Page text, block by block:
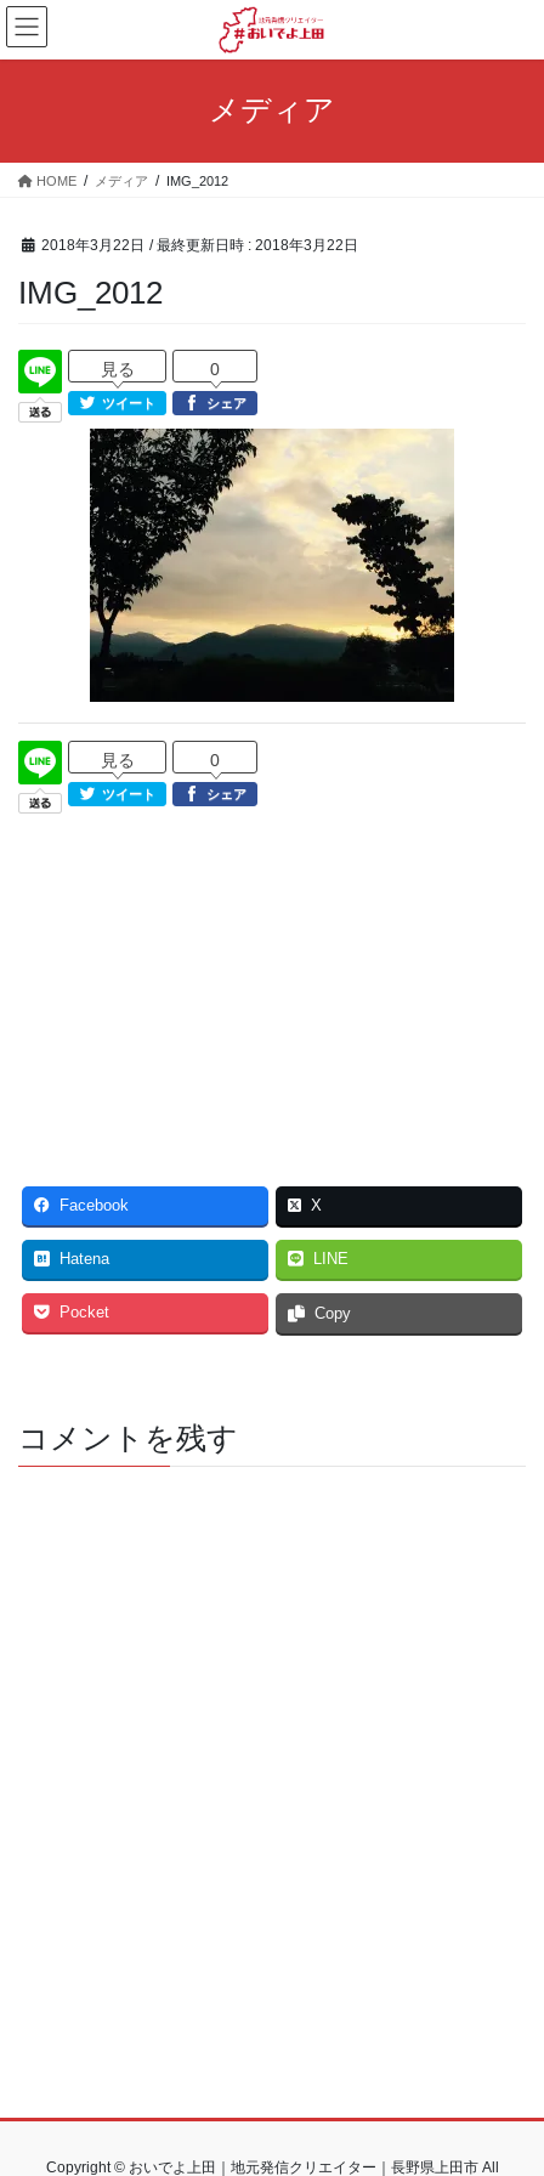
コ
ン
テ
ス
ナ
ビ
ゲ
ン
メディア
HOME メディア IMG_2012
2018年3月22日 / 最終更新日時 : 2018年3月22日
IMG_2012
見る
ツイート
0
シェア
見る
ツイート
0
シェア
Facebook X
Hatena LINE
Pocket Copy
コメントを残す
Copyright © おいでよ上田｜地元発信クリエイター｜長野県上田市 All